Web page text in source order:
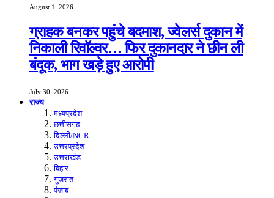
August 1, 2026
ग्राहक बनकर पहुंचे बदमाश, ज्वेलर्स दुकान में
निकाली रिवॉल्वर… फिर दुकानदार ने छीन ली
बंदूक, भाग खड़े हुए आरोपी
July 30, 2026
राज्य
मध्यप्रदेश
छत्तीसगढ़
दिल्ली/NCR
उत्तरप्रदेश
उत्तराखंड
बिहार
गुजरात
पंजाब